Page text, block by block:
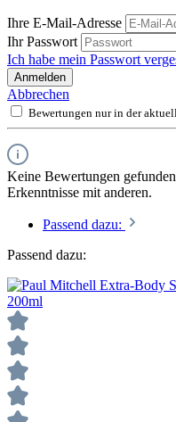
Ihre E-Mail-Adresse
Ihr Passwort
Ich habe mein Passwort
Anmelden
Abbrechen
Bewertungen nur in der
Keine Bewertungen
Erkenntnisse mit anderen.
Passend dazu:
Passend dazu: